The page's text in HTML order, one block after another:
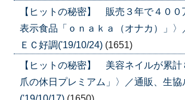
【ヒットの秘密】 販売３年で４００
表示食品「ｏｎａｋａ（オナカ）」〉
ＥＣ好調('19/10/24) (1651)
【ヒットの秘密】 美容ネイルが累計
爪の休日プレミアム」〉／通販、生協